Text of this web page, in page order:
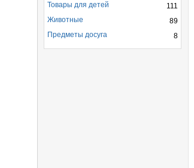
111
Товары для детей
89
Животные
8
Предметы досуга